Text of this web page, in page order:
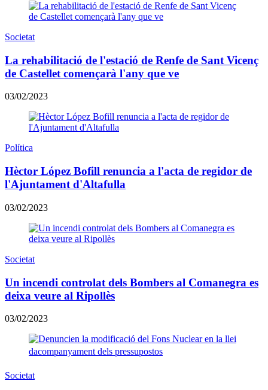
Societat
La rehabilitació de l'estació de Renfe de Sant Vicenç
de Castellet començarà l'any que ve
03/02/2023
Política
Hèctor López Bofill renuncia a l'acta de regidor de
l'Ajuntament d'Altafulla
03/02/2023
Societat
Un incendi controlat dels Bombers al Comanegra es
deixa veure al Ripollès
03/02/2023
Societat